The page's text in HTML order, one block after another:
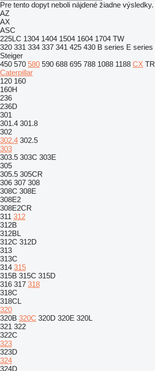
Pre tento dopyt neboli nájdené žiadne výsledky.
AZ
AX
ASC
225LC 1304 1404 1504 1604 1704 TW
320 331 334 337 341 425 430 B series E series
Steiger
450 570 580 590 688 695 788 1088 1188 CX TR
Caterpillar
120 160
160H
236
236D
301
301.4 301.8
302
302.4 302.5
303
303.5 303C 303E
305
305.5 305CR
306 307 308
308C 308E
308E2
308E2CR
311 312
312B
312BL
312C 312D
313
313C
314 315
315B 315C 315D
316 317 318
318C
318CL
320
320B 320C 320D 320E 320L
321 322
322C
323
323D
324
324D